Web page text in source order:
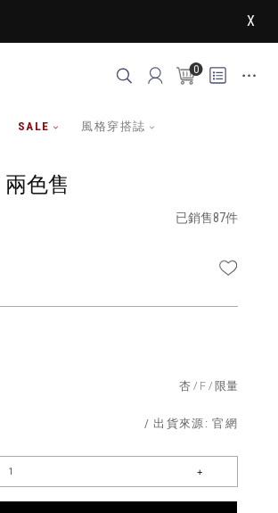
X
0
SALE 風格穿搭誌
色售
已銷售87件
杏 F 限量
/ 出貨來源:官網